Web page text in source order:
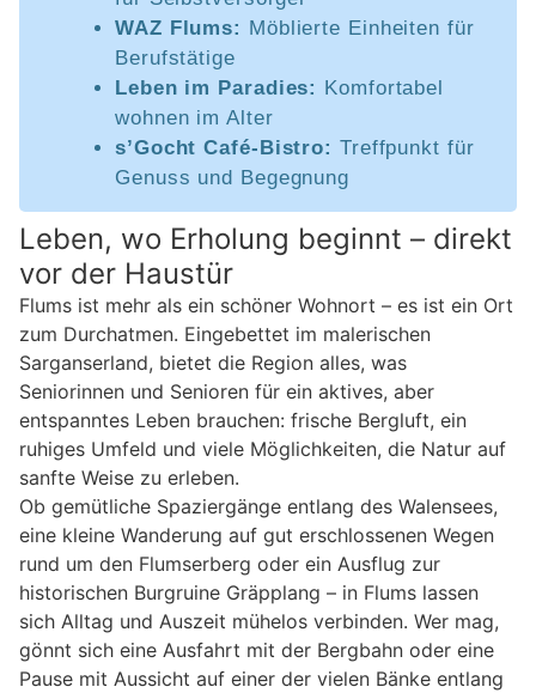
WAZ Flums: Möblierte Einheiten für
Berufstätige
Leben im Paradies:
Komfortabel
wohnen im Alter
s’Gocht Café-Bistro: Treffpunkt für
Genuss und Begegnung
Leben, wo Erholung beginnt – direkt
vor der Haustür
Flums ist mehr als ein schöner Wohnort – es ist ein Ort
zum Durchatmen. Eingebettet im malerischen
Sarganserland, bietet die Region alles, was
Seniorinnen und Senioren für ein aktives, aber
entspanntes Leben brauchen: frische Bergluft, ein
ruhiges Umfeld und viele Möglichkeiten, die Natur auf
sanfte Weise zu erleben.
Ob gemütliche Spaziergänge entlang des Walensees,
eine kleine Wanderung auf gut erschlossenen Wegen
rund um den Flumserberg oder ein Ausflug zur
historischen Burgruine Gräpplang – in Flums lassen
sich Alltag und Auszeit mühelos verbinden. Wer mag,
gönnt sich eine Ausfahrt mit der Bergbahn oder eine
Pause mit Aussicht auf einer der vielen Bänke entlang